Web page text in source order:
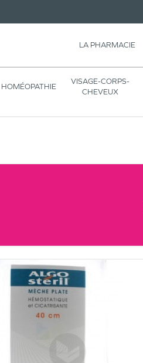
LA PHARMACIE
HOMÉOPATHIE
VISAGE-CORPS-
CHEVEUX